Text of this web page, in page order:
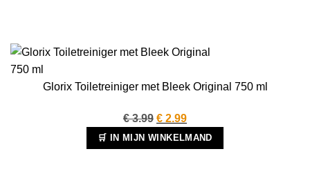
Glorix Toiletreiniger met Bleek Original 750 ml
€3.99 Oorspronkelijke
prijs
was:
€ 2.99Huidige
prijs
is:
🛒 IN MIJN WINKELMAND